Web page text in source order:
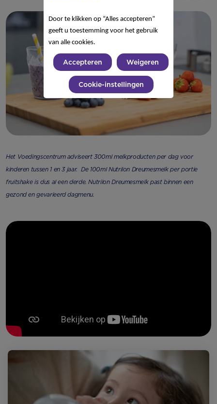
Het Voedingscentrum adviseert 300ml melkproducten per dag voor
kinderen tussen 1 en 3 jaar. De 100ml Nutrilon Dreumesmelk per portie
fruitshake is dus al een derde.Nutrilon Dreumesmelk past binnen een
gezond en gevarieerd dagmenu.
Door te klikken op “Alles accepteren”
geeft u toestemming voor het gebruik
van alle cookies.
Accepteren Weigeren
Cookie-instellingen